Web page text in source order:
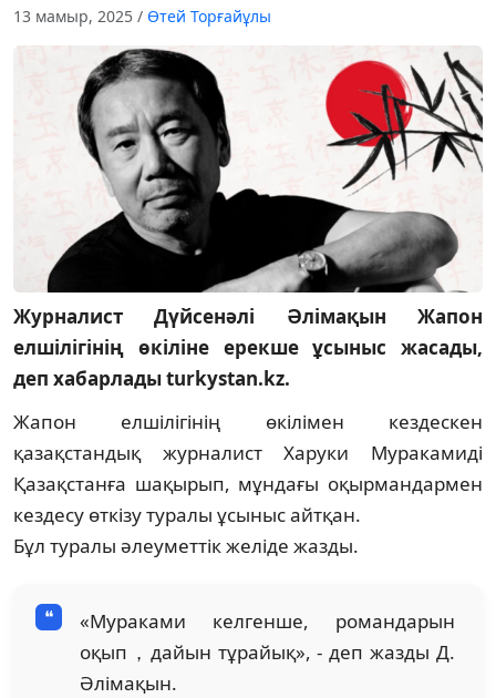
13 мамыр, 2025 / Өтей Торғайұлы
Журналист Дүйсенәлі Әлімақын Жапон
елшілігінің өкіліне ерекше ұсыныс жасады,
деп хабарлады turkystan.kz.
Жапон елшілігінің өкілімен кездескен
қазақстандық журналист Харуки Муракамиді
Қазақстанға шақырып, мұндағы оқырмандармен
кездесу өткізу туралы ұсыныс айтқан.
Бұл туралы әлеуметтік желіде жазды.
«Мураками келгенше, романдарын
оқып，дайын тұрайық», - деп жазды Д.
Әлімақын.